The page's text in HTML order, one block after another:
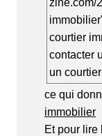
zine.com/
courtier
contacter
un
ce qui
immobilier
Et pour lire